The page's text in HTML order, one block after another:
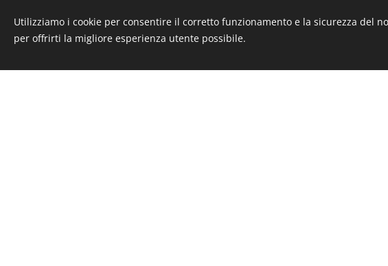
Utilizziamo i cookie per consentire il corretto funzionamento e la sicurezza del
per offrirti la migliore esperienza utente possibile.